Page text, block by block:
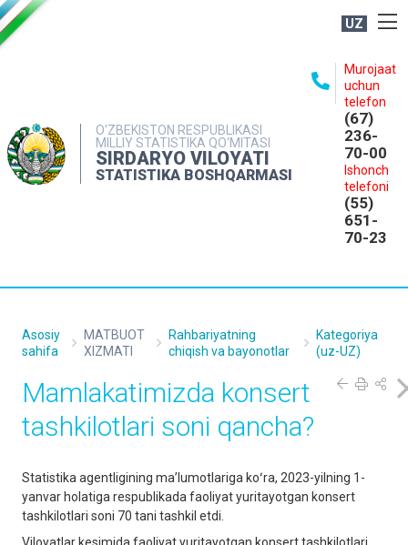
UZ
O‘ZBEKISTON RESPUBLIKASI
MILLIY STATISTIKA QO‘MITASI
SIRDARYO VILOYATI
STATISTIKA BOSHQARMASI
Murojaat
uchun
telefon
(67)
236-
70-00
Ishonch
telefoni
(55)
651-
70-23
NASHRLAR
INTERAKTIV XIZMATLAR
MATBUOT XIZMATI
Asosiy
sahifa
MATBUOT
XIZMATI
Rahbariyatning
chiqish va bayonotlar
Kategoriya
(uz-UZ)
Mamlakatimizda konsert
tashkilotlari soni qancha?
Statistika agentligining maʼlumotlariga koʻra, 2023-yilning 1-
yanvar holatiga respublikada faoliyat yuritayotgan konsert
tashkilotlari soni 70 tani tashkil etdi.